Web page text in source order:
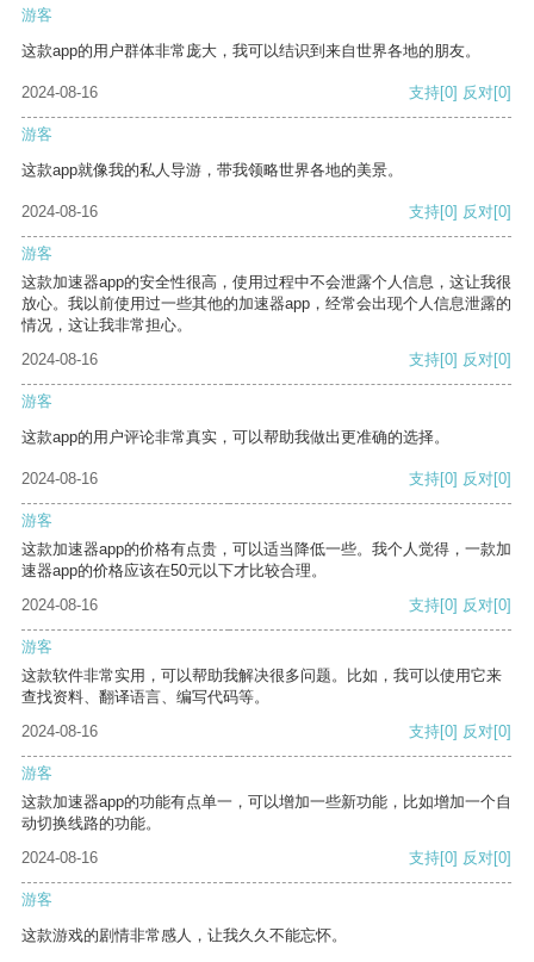
游客
这款app的用户群体非常庞大，我可以结识到来自世界各地的朋友。
2024-08-16 支持[0] 反对[0]
游客
这款app就像我的私人导游，带我领略世界各地的美景。
2024-08-16 支持[0] 反对[0]
游客
这款加速器app的安全性很高，使用过程中不会泄露个人信息，这让我很
放心。我以前使用过一些其他的加速器app，经常会出现个人信息泄露的
情况，这让我非常担心。
2024-08-16
支持[0] 反对[0]
游客
这款app的用户评论非常真实，可以帮助我做出更准确的选择。
2024-08-16 支持[0] 反对[0]
游客
这款加速器app的价格有点贵，可以适当降低一些。我个人觉得，一款加
速器app的价格应该在50元以下才比较合理。
2024-08-16
支持[0] 反对[0]
游客
这款软件非常实用，可以帮助我解决很多问题。比如，我可以使用它来
查找资料、翻译语言、编写代码等。
2024-08-16
支持[0] 反对[0]
游客
这款加速器app的功能有点单一，可以增加一些新功能，比如增加一个自
动切换线路的功能。
2024-08-16
支持[0] 反对[0]
游客
这款游戏的剧情非常感人，让我久久不能忘怀。